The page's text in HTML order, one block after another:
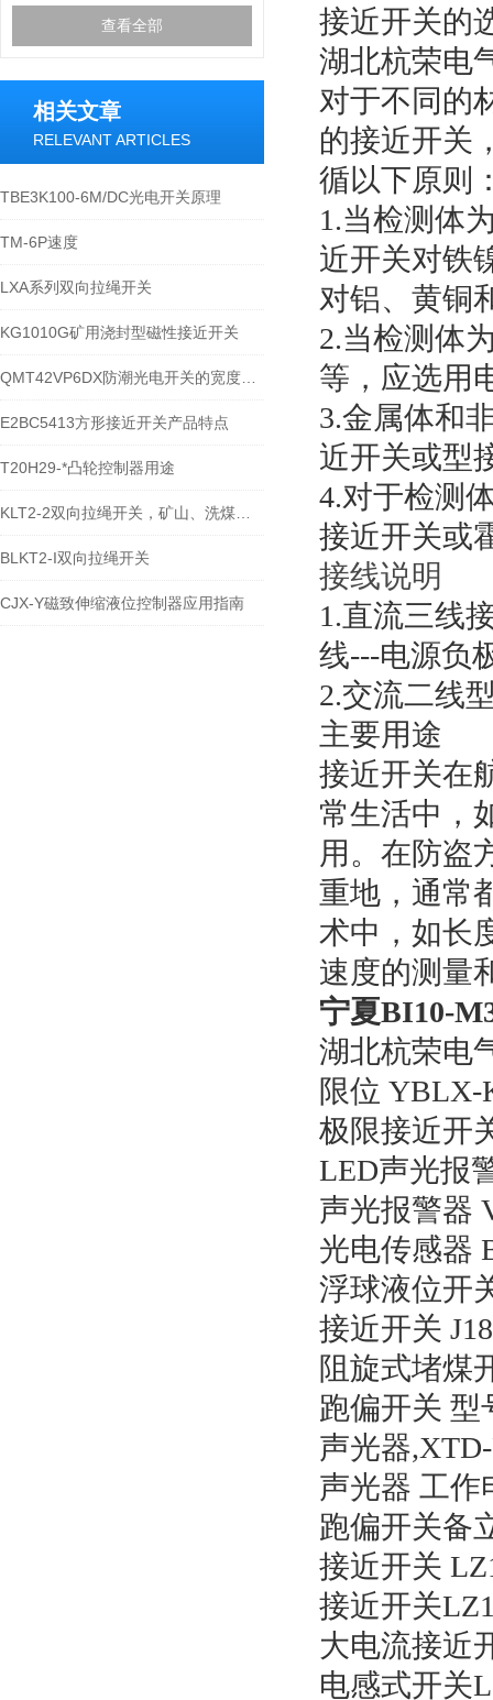
查看全部
相关文章
RELEVANT ARTICLES
TBE3K100-6M/DC光电开关原理
TM-6P速度
LXA系列双向拉绳开关
KG1010G矿用浇封型磁性接近开关
E2BC5413方形接近开关产品特点
T20H29-*凸轮控制器用途
BLKT2-I双向拉绳开关
CJX-Y磁致伸缩液位控制器应用指南
接近开关的
湖北杭荣电
对于不同的
的接近开关
循以下原则
1.当检测体
近开关对铁
对铝、黄铜
2.当检测体
等，应选用
3.金属体和
近开关或型
4.对于检测
接近开关或
接线说明
1.直流三线
线---电源负
2.交流二线
主要用途
接近开关在
常生活中，
用。在防盗
重地，通常
术中，如长
速度的测量
宁夏BI10-
湖北杭荣电
限位 YBLX-
极限接近开
LED声光报
声光报警器
光电传感器
浮球液位开
接近开关
阻旋式堵煤
跑偏开关 型
声光器
声光器 工作
跑偏开关备
接近开关
接近开关
大电流接近
电感式开关